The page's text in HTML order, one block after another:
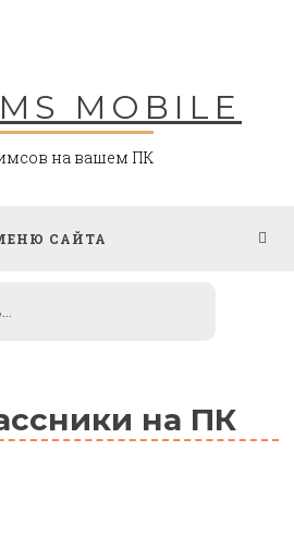
MOBILE
на вашем ПК
САЙТА
на ПК